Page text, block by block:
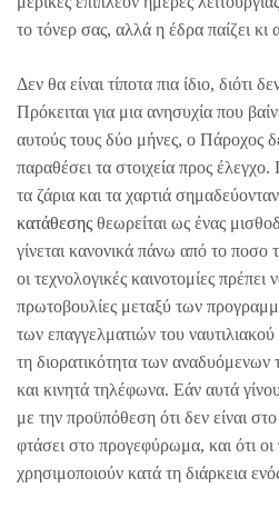
το τόνερ σας, αλλά η έδρα παίζει κι
Δεν θα είναι τίποτα πια ίδιο, διότι
Πρόκειται για μια ανησυχία που
αυτούς τους δύο μήνες, ο Πάροχος
παραθέσει τα στοιχεία προς έλεγχο.
τα ζάρια και τα χαρτιά
κατάθεσης θεωρείται ως ένας
γίνεται κανονικά πάνω από το
οι τεχνολογικές καινοτομίες
πρωτοβουλίες μεταξύ των
των επαγγελματιών του
τη διορατικότητα των
και κινητά τηλέφωνα. Εάν αυτά
με την προϋπόθεση ότι δεν είναι
φτάσει στο προγεφύρωμα, και ότι οι
χρησιμοποιούν κατά τη διάρκεια